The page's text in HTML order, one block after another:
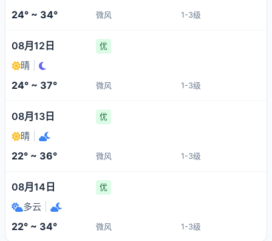
24° ~ 34° 微风 1-3级
08月12日 优
晴
24° ~ 37° 微风 1-3级
08月13日 优
晴
22° ~ 36° 微风 1-3级
08月14日 优
多云
22° ~ 34° 微风 1-3级